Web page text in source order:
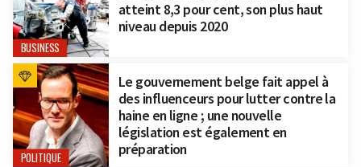
BUSINESS
atteint 8,3 pour cent, son plus haut
niveau depuis 2020
POLITIQUE
Le gouvernement belge fait appel à
des influenceurs pour lutter contre la
haine en ligne ; une nouvelle
législation est également en
préparation